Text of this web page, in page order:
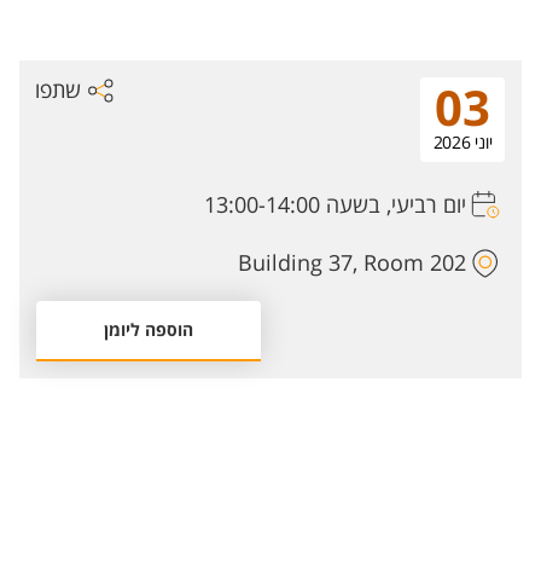
03
יוני 2026
יום רביעי, בשעה 13:00-14:00
Building 37, Room 202
שתפו
הוספה ליומן